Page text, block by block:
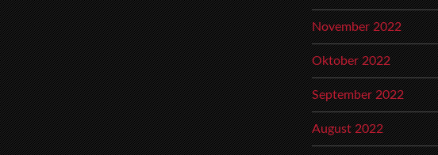
November 2022
Oktober 2022
September 2022
August 2022